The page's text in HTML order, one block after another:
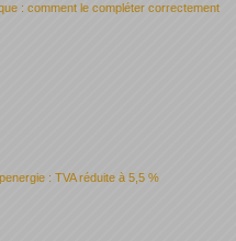
: comment le compléter correctement
: TVA réduite à 5,5 %